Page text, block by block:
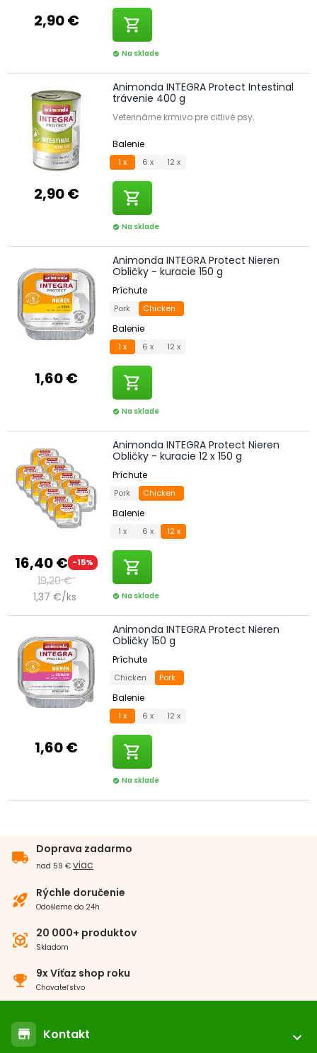
2,90 € shopping_cart
check_circle Na sklade
2,90 €
Animonda INTEGRA Protect Intestinal
trávenie 400 g
Veterinárne krmivo pre citlivé psy.
Balenie
1 x 6 x 12 x
shopping_cart
check_circle Na sklade
1,60 €
Animonda INTEGRA Protect Nieren
Obličky - kuracie 150 g
Príchute
Pork Chicken
Balenie
1 x 6 x 12 x
shopping_cart
check_circle Na sklade
16,40 € -15%
19,20 €
1,37 €/ks
Animonda INTEGRA Protect Nieren
Obličky - kuracie 12 x 150 g
Príchute
Pork Chicken
Balenie
1 x 6 x 12 x
shopping_cart
check_circle Na sklade
1,60 €
Animonda INTEGRA Protect Nieren
Obličky 150 g
Príchute
Chicken Pork
Balenie
1 x 6 x 12 x
shopping_cart
check_circle Na sklade
local_shipping
Doprava zadarmo
nad 59 € viac
rocket_launch Rýchle doručenie
Odošleme do 24h
view_in_ar 20 000+ produktov
Skladom
emoji_events 9x Víťaz shop roku
Chovateľstvo
store Kontakt
expand_more